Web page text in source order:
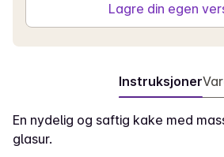
Lagre din egen
Instruksjoner
En nydelig og saftig kake med
glasur.